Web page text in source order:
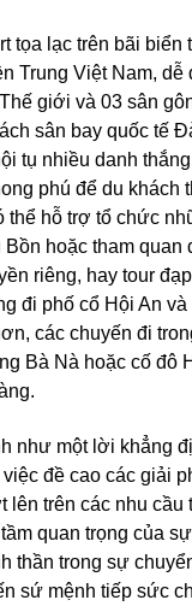
tọa lạc trên bãi biển
Trung Việt Nam, dễ
giới và 03 sân
sân bay quốc tế
tụ nhiều danh
phú để du khách
thể hỗ trợ tổ chức
hoặc tham quan
riêng, hay tour
đi phố cổ Hội An
các chuyến đi
Bà Nà hoặc cố đô
như một lời khẳng
đề cao các giải
lên trên các nhu cầu
quan trọng của
thần trong sự
sứ mệnh tiếp sức